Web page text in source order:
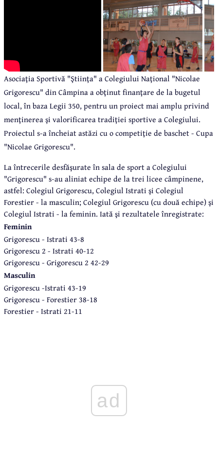
Asociaţia Sportivă "Ştiinţa" a Colegiului Naţional "Nicolae
Grigorescu" din Câmpina a obţinut finanţare de la bugetul
local, în baza Legii 350, pentru un proiect mai amplu privind
menţinerea şi valorificarea tradiţiei sportive a Colegiului.
Proiectul s-a încheiat astăzi cu o competiţie de baschet - Cupa
"Nicolae Grigorescu".
La întrecerile desfăşurate în sala de sport a Colegiului
"Grigorescu" s-au aliniat echipe de la trei licee câmpinene,
astfel: Colegiul Grigorescu, Colegiul Istrati şi Colegiul
Forestier - la masculin; Colegiul Grigorescu (cu două echipe) şi
Colegiul Istrati - la feminin. Iată şi rezultatele înregistrate:
Feminin
Grigorescu - Istrati 43-8
Grigorescu 2 - Istrati 40-12
Grigorescu - Grigorescu 2 42-29
Masculin
Grigorescu -Istrati 43-19
Grigorescu - Forestier 38-18
Forestier - Istrati 21-11
ad